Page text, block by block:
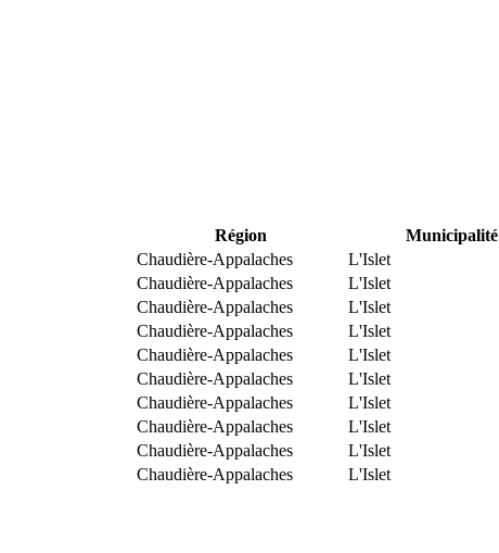
Région Municipalité
Chaudière-Appalaches
L'Islet
Chaudière-Appalaches
L'Islet
Chaudière-Appalaches
L'Islet
Chaudière-Appalaches
L'Islet
Chaudière-Appalaches
L'Islet
Chaudière-Appalaches
L'Islet
Chaudière-Appalaches
L'Islet
Chaudière-Appalaches
L'Islet
Chaudière-Appalaches
L'Islet
Chaudière-Appalaches L'Islet